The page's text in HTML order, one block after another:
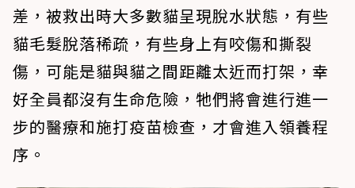
差，被救出時大多數貓呈現脫水狀態，有些
貓毛髮脫落稀疏，有些身上有咬傷和撕裂
傷，可能是貓與貓之間距離太近而打架，幸
好全員都沒有生命危險，牠們將會進行進一
步的醫療和施打疫苗檢查，才會進入領養程
序。